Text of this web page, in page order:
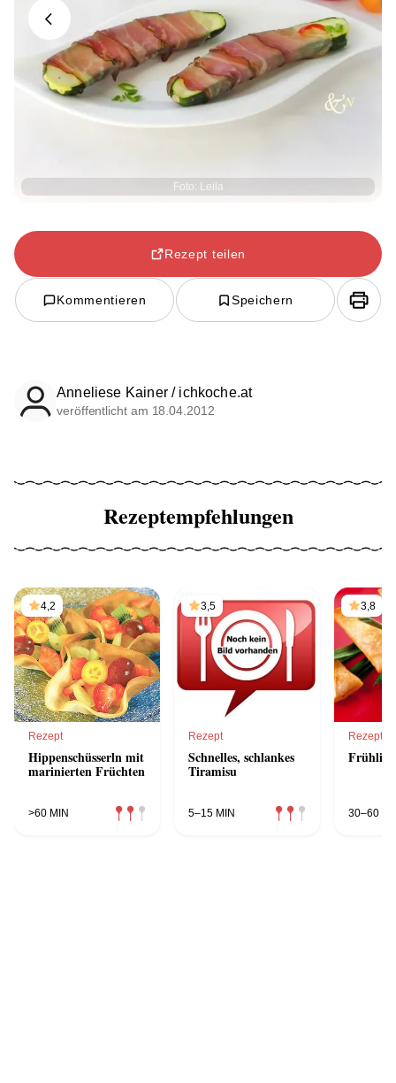
Foto: Leila
Previous
Rezept teilen
Kommentieren Speichern
Anneliese Kainer / ichkoche.at
veröffentlicht am 18.04.2012
Rezeptempfehlungen
4,2
Rezept
Hippenschüsserln mit
marinierten Früchten
>60 MIN
3,5
Rezept
Schnelles, schlankes
Tiramisu
5–15 MIN
3,8
Rezept
30–60